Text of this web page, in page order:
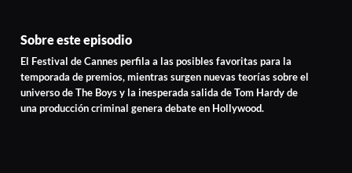
Sobre este episodio
El Festival de Cannes perfila a las posibles favoritas para la
temporada de premios, mientras surgen nuevas teorías sobre el
universo de The Boys y la inesperada salida de Tom Hardy de
una producción criminal genera debate en Hollywood.